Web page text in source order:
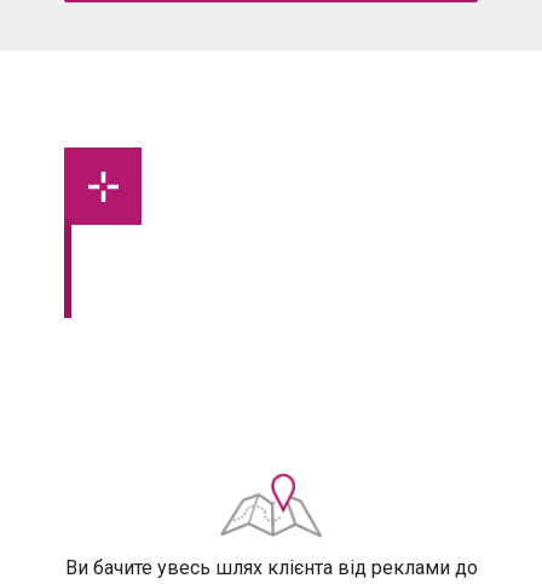
Ви бачите увесь шлях клієнта від реклами до